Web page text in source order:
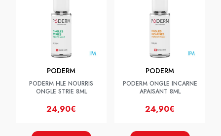
PODERM
PODERM HLE NOURRIS
ONGLE STRIE 8ML
24,90€
PODERM
PODERM ONGLE INCARNE
APAISANT 8ML
24,90€